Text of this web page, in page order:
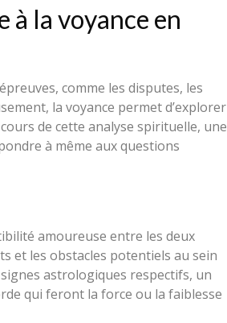
à la voyance en
comme les disputes, les
la voyance permet d’explorer
de cette analyse spirituelle, une
à même aux questions
amoureuse entre les deux
et les obstacles potentiels au sein
astrologiques respectifs, un
qui feront la force ou la faiblesse